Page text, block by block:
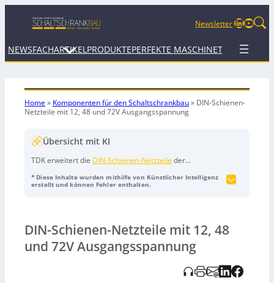
NewsletterLinkedIn
NEWSFACHARTIKEL PRODUKTEPERFEKTE MASCHINETERMINE
Home» Komponenten für den Schaltschrankbau» DIN-Schienen-
Netzteile mit 12, 48 und 72V Ausgangsspannung
Übersicht mit KI
TDK erweitert die DIN-Schienen-Netzteileder
und 72 Volt Ausgangsspannung (zusätzlich zu den
Sicherheitsanwendungen, 48 Volt für industrielle
Netzwerke und Power over Ethernet (PoE) sowie 72 Volt
für Gleichstrommotoren und Antriebe. Mit über 95 %
Wirkungsgrad sollen Verluste, Bauteiltemperaturen und
Energieverbrauch sinken und die Zuverlässigkeit
* Diese Inhalte wurden mithilfe von Künstlicher Intelligenz
erstellt und können Fehler enthalten.
DIN-Schienen-Netzteile mit 12, 48
und 72V Ausgangsspannung